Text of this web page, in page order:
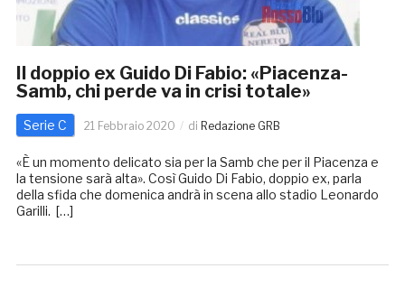
Il doppio ex Guido Di Fabio: «Piacenza-
Samb, chi perde va in crisi totale»
Serie C 21 Febbraio 2020 di Redazione GRB
«È un momento delicato sia per la Samb che per il Piacenza e
la tensione sarà alta». Così Guido Di Fabio, doppio ex, parla
della sfida che domenica andrà in scena allo stadio Leonardo
Garilli. […]